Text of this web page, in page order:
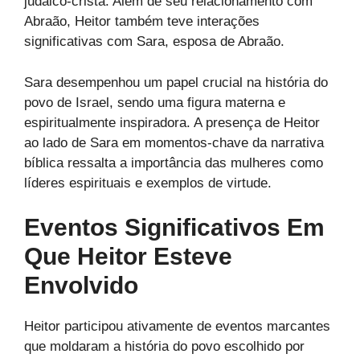
Abraão, Heitor também teve interações
significativas com Sara, esposa de Abraão.
Sara desempenhou um papel crucial na história do
povo de Israel, sendo uma figura materna e
espiritualmente inspiradora. A presença de Heitor
ao lado de Sara em momentos-chave da narrativa
bíblica ressalta a importância das mulheres como
líderes espirituais e exemplos de virtude.
Eventos Significativos Em
Que Heitor Esteve
Envolvido
Heitor participou ativamente de eventos marcantes
que moldaram a história do povo escolhido por